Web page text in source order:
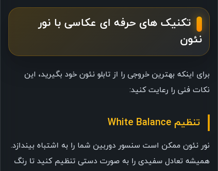
تکنیک های حرفه ای عکاسی با نور
نئون
برای اینکه بهترین خروجی را از تابلو نئون خود بگیرید، این
نکات فنی را رعایت کنید:
تنظیم White Balance
نور نئون ممکن است سنسور دوربین شما را به اشتباه بیندازد.
همیشه تعادل سفیدی را به صورت دستی تنظیم کنید تا رنگ